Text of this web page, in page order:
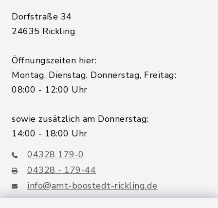
Dorfstraße 34
24635 Rickling
Öffnungszeiten hier:
Montag, Dienstag, Donnerstag, Freitag:
08:00 - 12:00 Uhr
sowie zusätzlich am Donnerstag:
14:00 - 18:00 Uhr
04328 179-0
04328 - 179-44
info@amt-boostedt-rickling.de